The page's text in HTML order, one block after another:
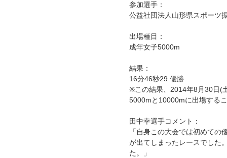
参加選手：
公益社団法人山形県スポーツ
出場種目：
成年女子5000m
結果：
16分46秒29 優勝
※この結果、2014年8月30日(
5000mと10000mに出場する
田中幸選手コメント：
「自身この大会では初めて
が出てしまったレースでした
た。」